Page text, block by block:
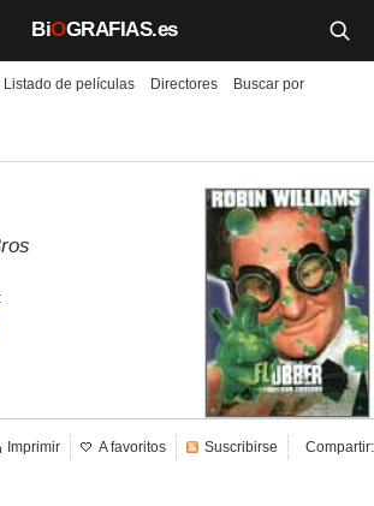
BiOGRAFIAS.es
Listado de películas Directores
Buscar por
Compartir:
Imprimir A favoritos Suscribirse